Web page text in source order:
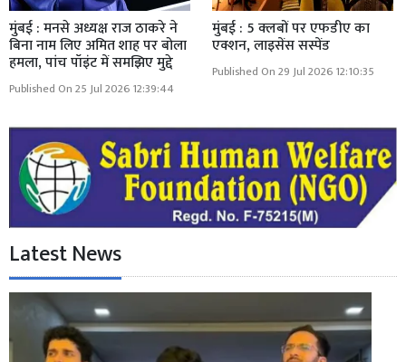
मुंबई : मनसे अध्यक्ष राज ठाकरे ने
बिना नाम लिए अमित शाह पर बोला
हमला, पांच पॉइंट में समझिए मुद्दे
Published On 25 Jul 2026 12:39:44
मुंबई : 5 क्लबों पर एफडीए का
एक्शन, लाइसेंस सस्पेंड
Published On 29 Jul 2026 12:10:35
Latest News